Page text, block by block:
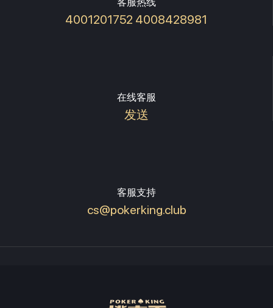
客服热线
4001201752 4008428981
在线客服
发送
客服支持
cs@pokerking.club